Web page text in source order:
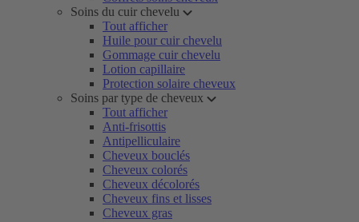
Soins du cuir chevelu
Tout afficher
Huile pour cuir chevelu
Gommage cuir chevelu
Lotion capillaire
Protection solaire cheveux
Soins par type de cheveux
Tout afficher
Anti-frisottis
Antipelliculaire
Cheveux bouclés
Cheveux colorés
Cheveux décolorés
Cheveux fins et lisses
Cheveux gras